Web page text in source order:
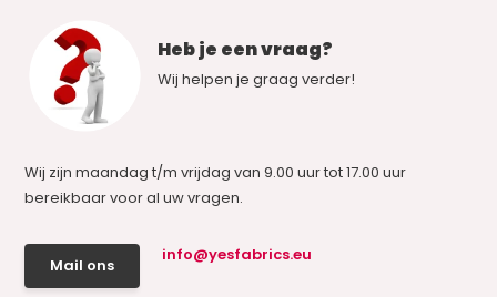
Heb je een vraag?
Wij helpen je graag verder!
Wij zijn maandag t/m vrijdag van 9.00 uur tot 17.00 uur
bereikbaar voor al uw vragen.
Mail ons
info@yesfabrics.eu